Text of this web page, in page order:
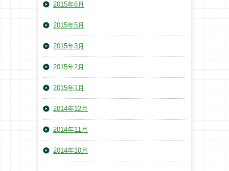
2015年6月
2015年5月
2015年3月
2015年2月
2015年1月
2014年12月
2014年11月
2014年10月